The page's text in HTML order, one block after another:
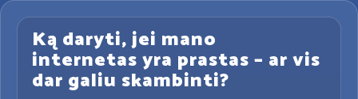
Ką daryti, jei mano
internetas yra prastas – ar vis
dar galiu skambinti?